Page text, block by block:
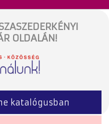
OLDALÁN!
katalógusban